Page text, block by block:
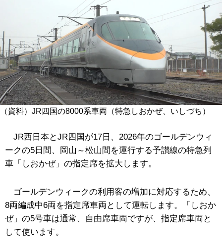
（資料）JR四国の8000系車両（特急しおかぜ、いしづち）
JR西日本とJR四国が17日、2026年のゴールデンウィ
ークの5日間、岡山～松山間を運行する予讃線の特急列
車「しおかぜ」の指定席を拡大します。
ゴールデンウィークの利用客の増加に対応するため、
8両編成中6両を指定席車両として運転します。「しおか
ぜ」の5号車は通常、自由席車両ですが、指定席車両と
して使います。